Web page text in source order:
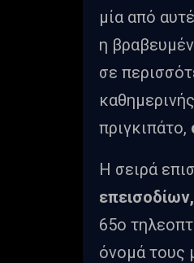
μία από
η
σε
πριγκιπάτο,
Η σειρά
επεισοδίων,
65ο
όνομά τους